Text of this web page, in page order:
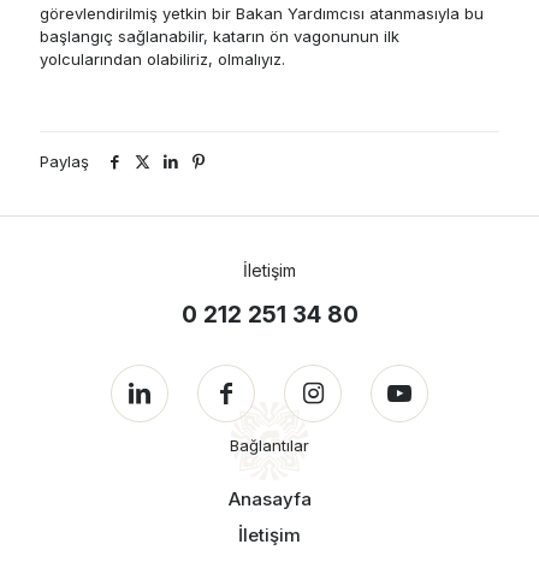
görevlendirilmiş yetkin bir Bakan Yardımcısı atanmasıyla bu
başlangıç sağlanabilir, katarın ön vagonunun ilk
yolcularından olabiliriz, olmalıyız.
Paylaş
İletişim
0 212 251 34 80
Bağlantılar
Anasayfa
İletişim